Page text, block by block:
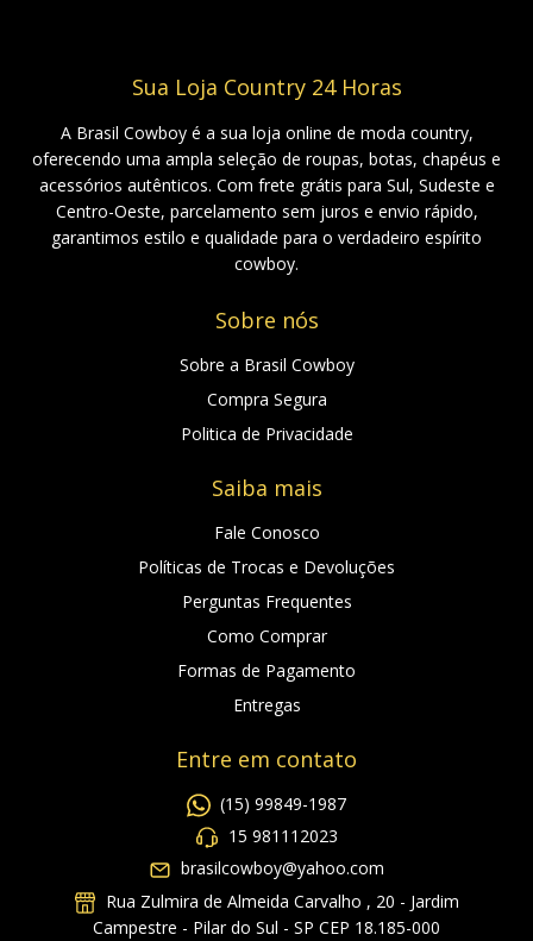
Sua Loja Country 24 Horas
A Brasil Cowboy é a sua loja online de moda country,
oferecendo uma ampla seleção de roupas, botas, chapéus e
acessórios autênticos. Com frete grátis para Sul, Sudeste e
Centro-Oeste, parcelamento sem juros e envio rápido,
garantimos estilo e qualidade para o verdadeiro espírito
cowboy.
Sobre nós
Sobre a Brasil Cowboy
Compra Segura
Politica de Privacidade
Saiba mais
Fale Conosco
Políticas de Trocas e Devoluções
Perguntas Frequentes
Como Comprar
Formas de Pagamento
Entregas
Entre em contato
(15) 99849-1987
15 981112023
brasilcowboy@yahoo.com
Rua Zulmira de Almeida Carvalho , 20 - Jardim
Campestre - Pilar do Sul - SP CEP 18.185-000